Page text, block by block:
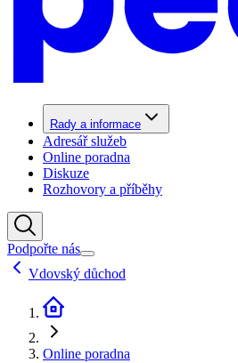
Rady a informace
Adresář služeb
Online poradna
Diskuze
Rozhovory a příběhy
Podpořte nás
Vdovský důchod
Online poradna